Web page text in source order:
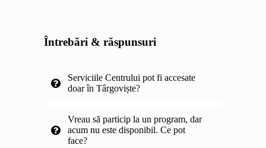
Întrebări & răspunsuri
Serviciile Centrului pot fi accesate
doar în Târgoviște?
Vreau să particip la un program, dar
acum nu este disponibil. Ce pot
face?